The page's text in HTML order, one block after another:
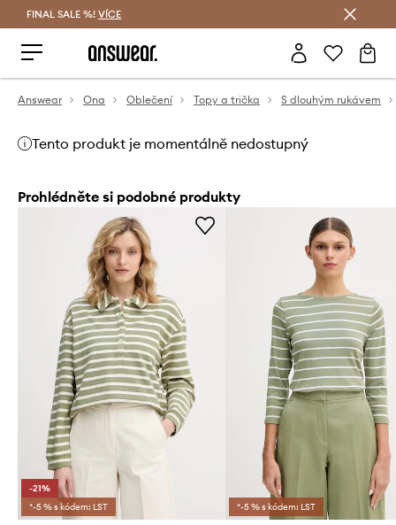
FINAL SALE %! VÍCE
Answear Ona Oblečení Topy a trička S dlouhým rukávem
Tento produkt je momentálně nedostupný
Prohlédněte si podobné produkty
-21%
*-5 % s kódem: LST
*-5 % s kódem: LST